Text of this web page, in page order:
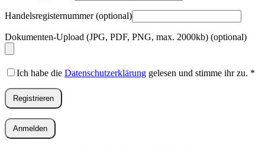
Handelsregisternummer(optional)
Dokumenten-Upload (JPG, PDF, PNG, max. 2000kb) (optional)
Ich habe die Datenschutzerklärung gelesen und stimme ihr zu. *
Registrieren
Anmelden